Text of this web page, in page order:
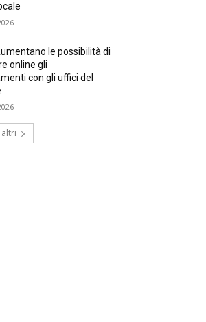
le possibilità di
online gli
con gli uffici del
altri